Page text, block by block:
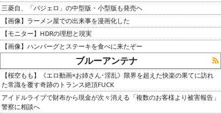
三菱自、「パジェロ」の中型版・小型版も発売へ
【画像】ラーメン屋での出来事を漫画化した
【モニター】HDRの理想と現実
【画像】ハンバーグとステーキを食べに来たぞー
ブルーアンテナ
【桜空もも】《エロ動画×お姉さん･淫乱》限界を超えた快楽の果てに訪れ
た常識を覆す奇跡のトランス絶頂FUCK
アイドルライブで財布から現金が次々消える「複数のお客様より被害報告」
警察に相談へ